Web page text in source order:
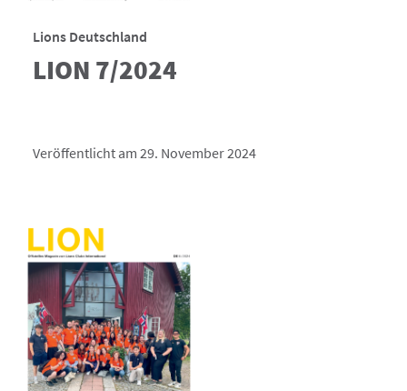
Lions Deutschland
LION 7/2024
Veröffentlicht am 29. November 2024